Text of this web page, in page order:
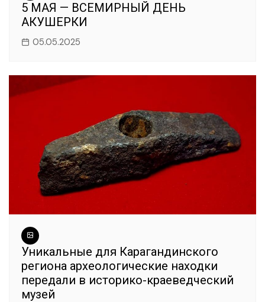
5 МАЯ — ВСЕМИРНЫЙ ДЕНЬ
АКУШЕРКИ
05.05.2025
Уникальные для Карагандинского
региона археологические находки
передали в историко-краеведческий
музей